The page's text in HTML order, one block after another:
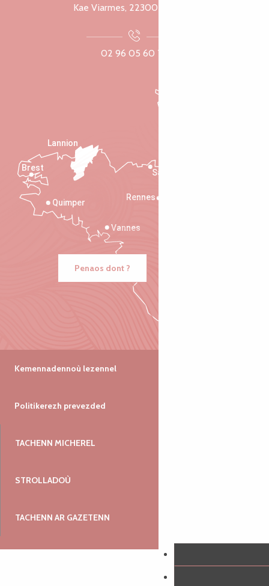
Kae Viarmes, 22300 Lannuon
02 96 05 60 70
Saint-Malo
Rennes
Vannes
Quimper
Lannion
Brest
Penaos dont ?
Kemennadennoù lezennel
Politikerezh prevezded
TACHENN MICHEREL
STROLLADOÙ
TACHENN AR GAZETENN